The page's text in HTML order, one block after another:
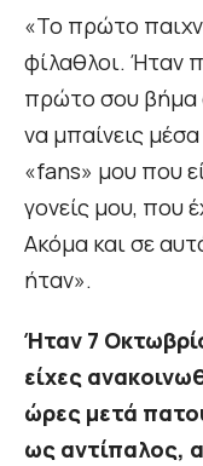
«Το πρώτο
φίλαθλοι. Ήταν
πρώτο σου βήμα
να μπαίνεις
«fans» μου που
γονείς μου, που
Ακόμα και σε
ήταν».
Ήταν 7
είχες
ώρες μετά
ως αντίπαλος,